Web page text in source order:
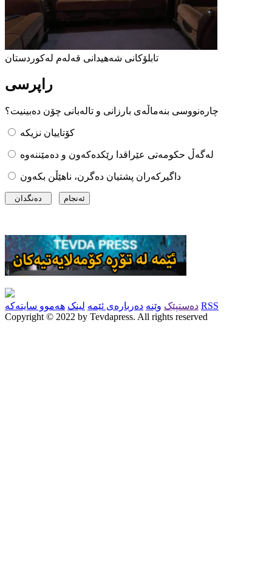
تابلۆکانی شەهیدانی قەلەم لەکوردستان
راپرسی
چارەنووسی بنەماڵەی بارزانی و تالەبانی چۆن دەبینیت؟
کۆتاییان نزیکە
لەگەڵ حکومەتی عێراقدا رێکدەکەون و دەمێننەوە
داگیرکەران پشتیان دەگرن، ناهێڵن بکەون
دەستپێک وێنە دەربارەی ئێمە لینک هەموو سایتەکە
RSS
Copyright © 2022 by Tevdapress. All rights reserved